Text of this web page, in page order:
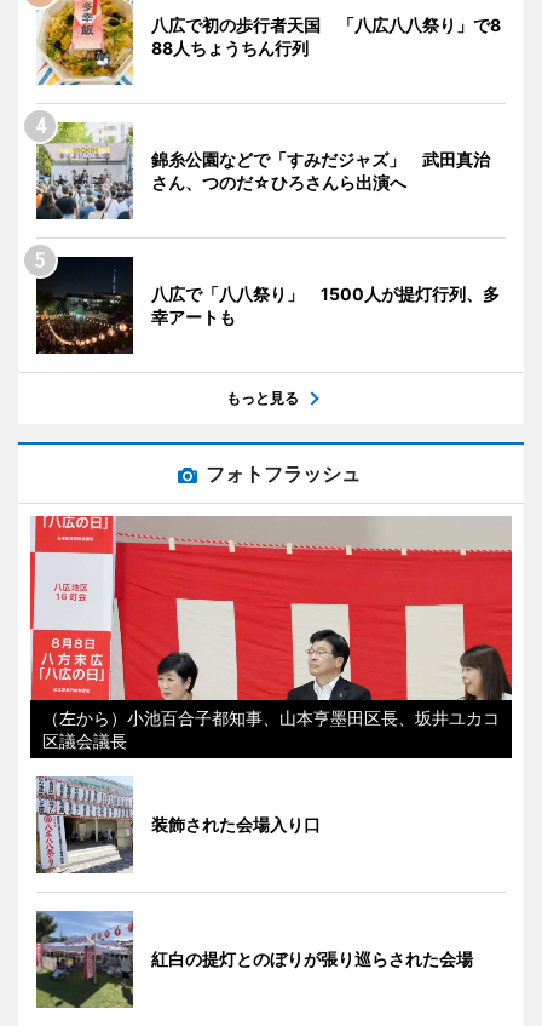
八広で初の歩行者天国 「八広八八祭り」で8
88人ちょうちん行列
錦糸公園などで「すみだジャズ」 武田真治
さん、つのだ☆ひろさんら出演へ
八広で「八八祭り」 1500人が提灯行列、多
幸アートも
もっと見る
フォトフラッシュ
（左から）小池百合子都知事、山本亨墨田区長、坂井ユカコ
区議会議長
装飾された会場入り口
紅白の提灯とのぼりが張り巡らされた会場